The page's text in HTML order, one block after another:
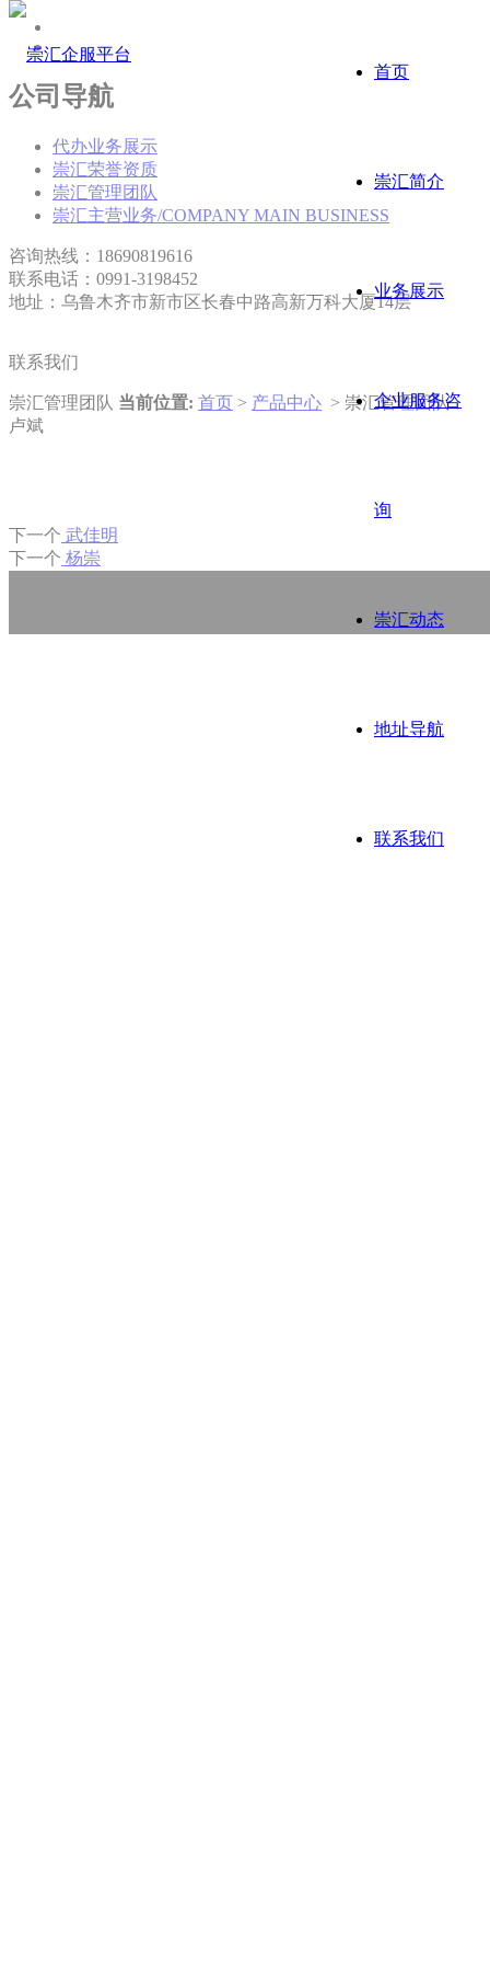
首页
崇汇简介
业务展示
企业服务咨
询
崇汇动态
地址导航
联系我们
公司导航
代办业务展示
崇汇荣誉资质
崇汇管理团队
崇汇主营业务/COMPANY MAIN BUSINESS
咨询热线：18690819616
联系电话：0991-3198452
地址：乌鲁木齐市新市区长春中路高新万科大厦14层
联系我们
崇汇管理团队 当前位置: 首页 > 产品中心 > 崇汇管理团队
卢斌
下一个 武佳明
下一个 杨崇